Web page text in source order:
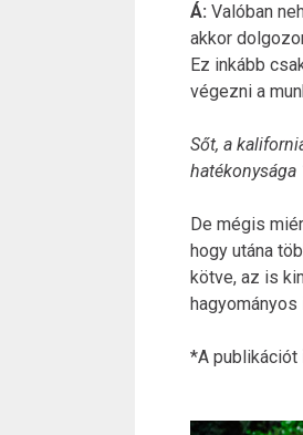
Á: Valóban
akkor
Ez inkább
végezni a
Sőt, a
hatékonysága
De mégis
hogy utána
kötve, az is
hagyományos
*A publikációt